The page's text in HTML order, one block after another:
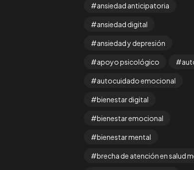
ansiedad anticipatoria
ansiedad digital
ansiedad y depresión
apoyo psicológico
autocuidado emocional
bienestar digital
bienestar emocional
bienestar mental
brecha de atención en salud